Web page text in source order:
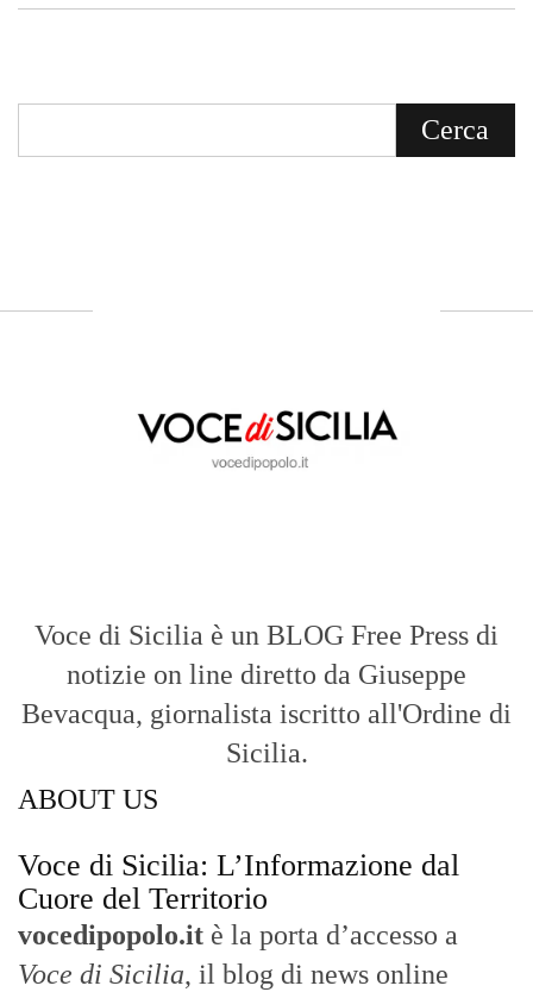
Voce di Sicilia è un BLOG Free Press di
notizie on line diretto da Giuseppe
Bevacqua, giornalista iscritto all'Ordine di
Sicilia.
ABOUT US
Voce di Sicilia: L’Informazione dal
Cuore del Territorio
vocedipopolo.it è la porta d’accesso a
Voce di Sicilia, il blog di news online